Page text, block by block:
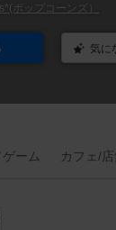
ポップコーンズ）
気に
ゲーム カフェ/